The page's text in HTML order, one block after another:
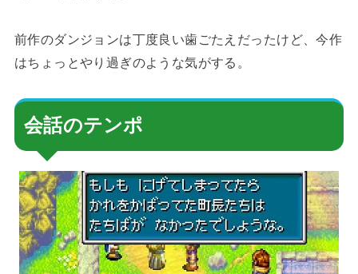
前作のダンジョンは丁度良い歯ごたえだったけど、今作
はちょっとやり過ぎのような気がする。
会話のテンポ